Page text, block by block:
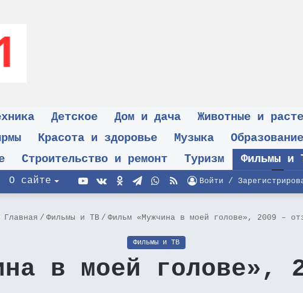
Детское Дом и дача Животные и
Красота и здоровье Музыка Образование
Строительство и ремонт Туризм Фильмы и
О сайте Войти /
RSS
WhatsApp
Telegram
Одноклассники
vk.com
YouTube
Главная / Фильмы и ТВ / Фильм «Мужчина в моей голове», 2009 –
Фильмы и ТВ
в моей голове»,